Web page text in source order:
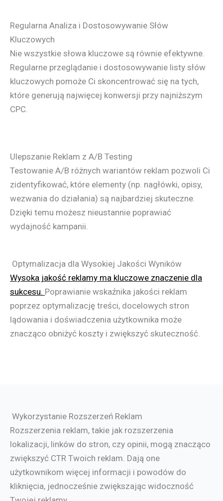
Regularna Analiza i Dostosowywanie Słów
Kluczowych
Nie wszystkie słowa kluczowe są równie efektywne.
Regularne przeglądanie i dostosowywanie listy słów
kluczowych pomoże Ci skoncentrować się na tych,
które generują najwięcej konwersji przy najniższym
CPC.
Ulepszanie Reklam z A/B Testing
Testowanie A/B różnych wariantów reklam pozwoli Ci
zidentyfikować, które elementy (np. nagłówki, opisy,
wezwania do działania) są najbardziej skuteczne.
Dzięki temu możesz nieustannie poprawiać
wydajność kampanii.
Optymalizacja dla Wysokiej Jakości Wyników
Wysoka jakość reklamy ma kluczowe znaczenie dla
sukcesu. Poprawianie wskaźnika jakości reklam
poprzez optymalizację treści, docelowych stron
lądowania i doświadczenia użytkownika może
znacząco obniżyć koszty i zwiększyć skuteczność.
Wykorzystanie Rozszerzeń Reklam
Rozszerzenia reklam, takie jak rozszerzenia
lokalizacji, linków do stron, czy opinii, mogą znacząco
zwiększyć CTR Twoich reklam. Dają one
użytkownikom więcej informacji i powodów do
kliknięcia, jednocześnie zwiększając widoczność